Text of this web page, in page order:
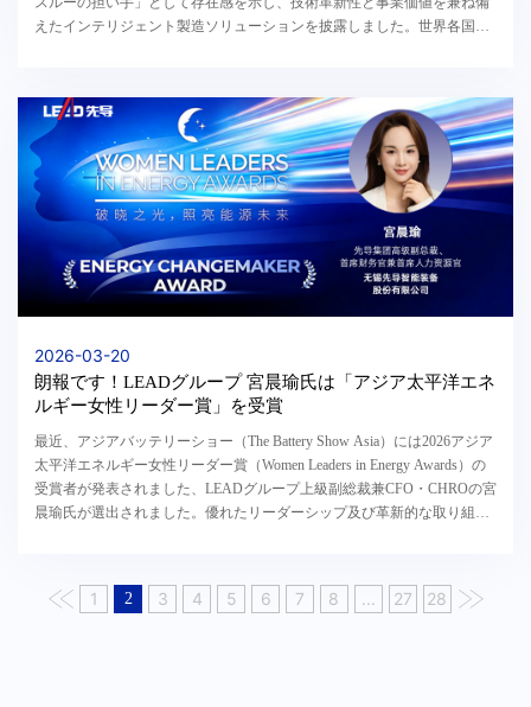
えたインテリジェント製造ソリューションを披露しました。世界各国の
2026-03-20
朗報です！LEADグループ 宮晨瑜氏は「アジア太平洋エネ
ルギー女性リーダー賞」を受賞
最近、アジアバッテリーショー（The Battery Show Asia）には2026アジア
太平洋エネルギー女性リーダー賞（Women Leaders in Energy Awards）の
受賞者が発表されました、LEADグループ上級副総裁兼CFO・CHROの宮
晨瑜氏が選出されました。優れたリーダーシップ及び革新的な取り組み
1 2 3 4 5 6 7 8 ... 27 28